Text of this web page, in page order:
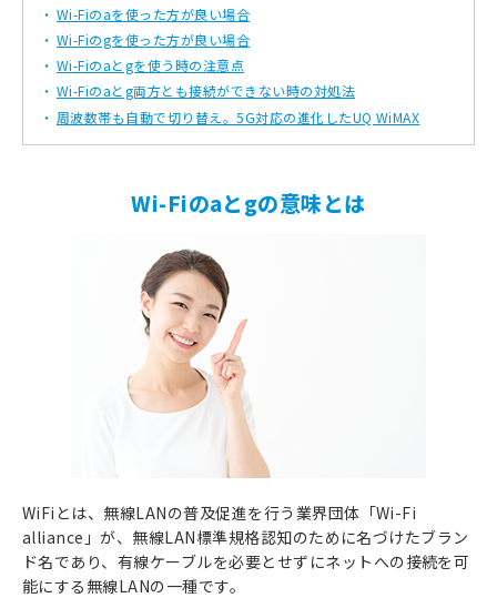
Wi-Fiのaを使った方が良い場合
Wi-Fiのgを使った方が良い場合
Wi-Fiのaとgを使う時の注意点
Wi-Fiのaとg両方とも接続ができない時の対処法
周波数帯も自動で切り替え。5G対応の進化したUQ WiMAX
Wi-Fiのaとgの意味とは
WiFiとは、無線LANの普及促進を行う業界団体「Wi-Fi
alliance」が、無線LAN標準規格認知のために名づけたブラン
ド名であり、有線ケーブルを必要とせずにネットへの接続を可
能にする無線LANの一種です。